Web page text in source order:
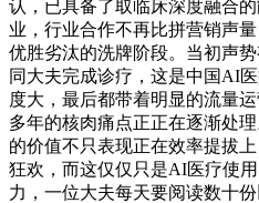
认，已具备了取临床深度融合
业，行业合作不再比拼营销声
优胜劣汰的洗牌阶段。当初声
同大夫完成诊疗，这是中国AI
度大，最后都带着明显的流量
多年的核肉痛点正正在逐渐处
的价值不只表现正在效率提拔
狂欢，而这仅仅只是AI医疗使
力，一位大夫每天要阅读数十